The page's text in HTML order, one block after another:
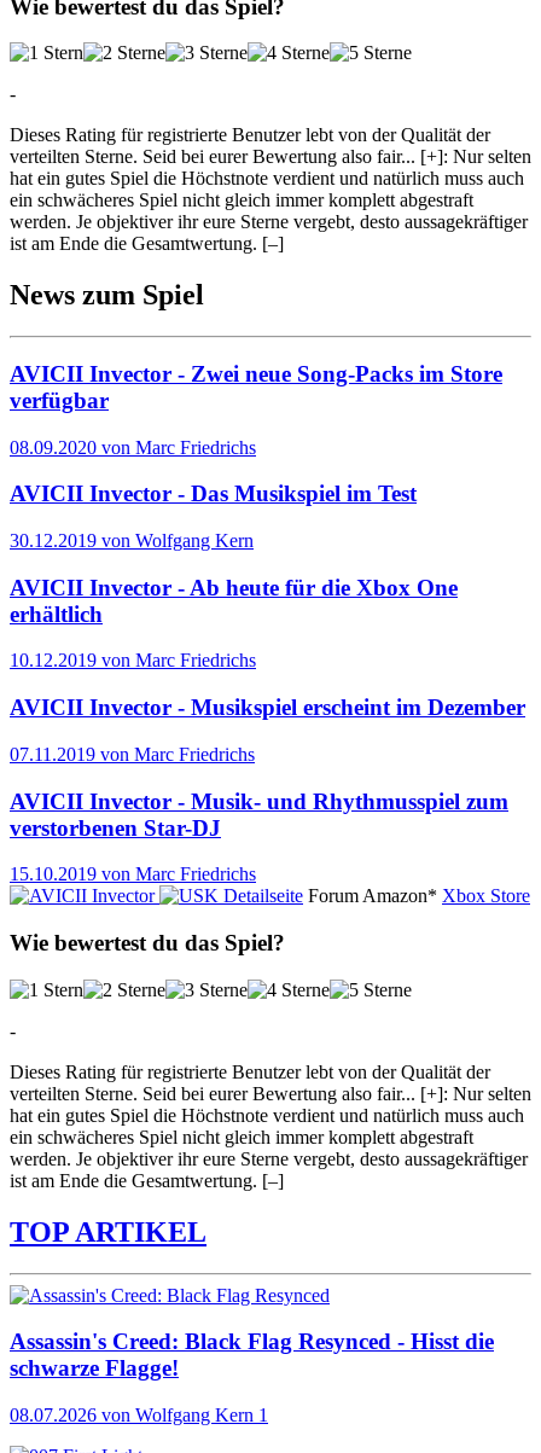
Wie bewertest du das Spiel?
-
Dieses Rating für registrierte Benutzer lebt von der Qualität der
verteilten Sterne. Seid bei eurer Bewertung also fair... [+]: Nur selten
hat ein gutes Spiel die Höchstnote verdient und natürlich muss auch
ein schwächeres Spiel nicht gleich immer komplett abgestraft
werden. Je objektiver ihr eure Sterne vergebt, desto aussagekräftiger
ist am Ende die Gesamtwertung. [–]
News zum Spiel
AVICII Invector - Zwei neue Song-Packs im Store
verfügbar
08.09.2020 von Marc Friedrichs
AVICII Invector - Das Musikspiel im Test
30.12.2019 von Wolfgang Kern
AVICII Invector - Ab heute für die Xbox One
erhältlich
10.12.2019 von Marc Friedrichs
AVICII Invector - Musikspiel erscheint im Dezember
07.11.2019 von Marc Friedrichs
AVICII Invector - Musik- und Rhythmusspiel zum
verstorbenen Star-DJ
15.10.2019 von Marc Friedrichs
Detailseite Forum Amazon* Xbox Store
Wie bewertest du das Spiel?
-
Dieses Rating für registrierte Benutzer lebt von der Qualität der
verteilten Sterne. Seid bei eurer Bewertung also fair... [+]: Nur selten
hat ein gutes Spiel die Höchstnote verdient und natürlich muss auch
ein schwächeres Spiel nicht gleich immer komplett abgestraft
werden. Je objektiver ihr eure Sterne vergebt, desto aussagekräftiger
ist am Ende die Gesamtwertung. [–]
TOP ARTIKEL
Assassin's Creed: Black Flag Resynced - Hisst die
schwarze Flagge!
08.07.2026 von Wolfgang Kern 1